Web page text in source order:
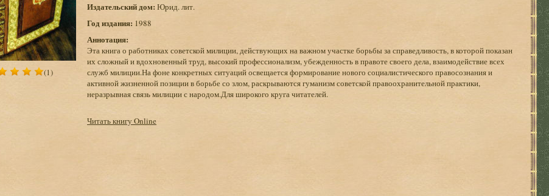
(1)
Издательский дом: Юрид. лит.
Год издания: 1988
Аннотация:
Эта книга о работниках советской милиции, действующих на важном участке борьбы за справедливость, в которой показан
их сложный и вдохновенный труд, высокий профессионализм, убежденность в правоте своего дела, взаимодействие всех
служб милиции.На фоне конкретных ситуаций освещается формирование нового социалистического правосознания и
активной жизненной позиции в борьбе со злом, раскрываются гуманизм советской правоохранительной практики,
неразрывная связь милиции с народом.Для широкого круга читателей.
Читать книгу Online